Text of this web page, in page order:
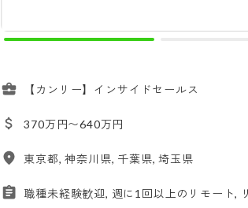
【カンリー】インサイドセールス
370万円〜640万円
東京都, 神奈川県, 千葉県, 埼玉県
職種未経験歓迎, 週に1回以上のリモート,